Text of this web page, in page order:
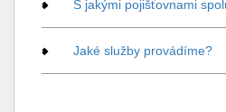
S jakými pojišťovnami
Jaké služby provádíme?